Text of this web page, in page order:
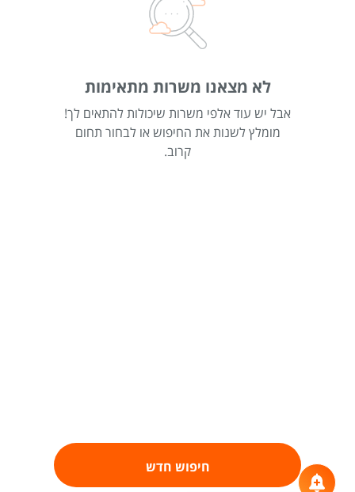
לא מצאנו משרות מתאימות
אבל יש עוד אלפי משרות שיכולות להתאים לך!
מומלץ לשנות את החיפוש או לבחור תחום
קרוב.
חיפוש חדש